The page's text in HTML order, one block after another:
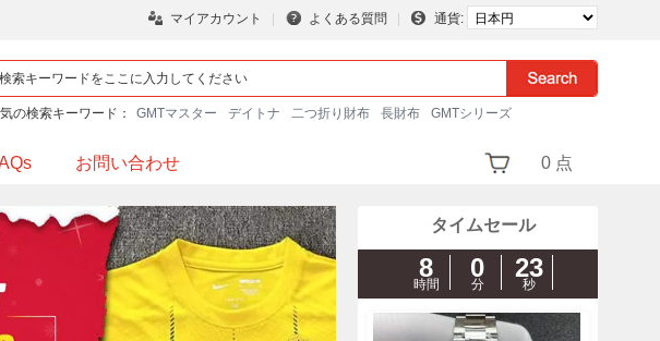
マイアカウント よくある質問 通貨:
の検索キーワード： GMTマスター デイトナ 二つ折り財布 長財布 GMTシリーズ
お問い合わせ 0 点
タイムセール
8
時間
0
分
22
秒